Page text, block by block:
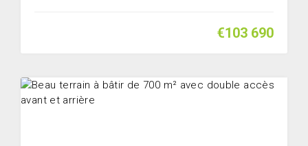
€103 690